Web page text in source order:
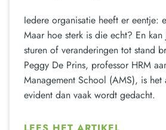
Iedere organisatie heeft er eentje:
Maar hoe sterk is die echt? En
sturen of veranderingen tot stand
Peggy De Prins, professor HRM
Management School (AMS), is
evident dan vaak wordt gedacht.